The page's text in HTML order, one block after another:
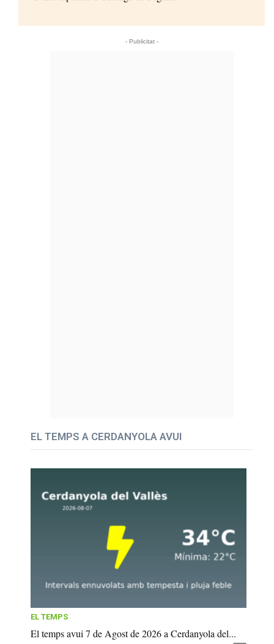
- Publicitat -
EL TEMPS A CERDANYOLA AVUI
EL TEMPS
El temps avui 7 de Agost de 2026 a Cerdanyola del...